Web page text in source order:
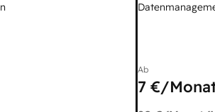
Ab
7 €/